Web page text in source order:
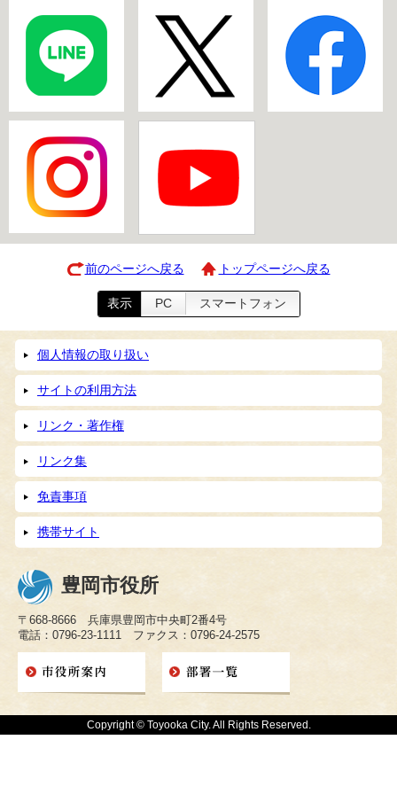
前のページへ戻る トップページへ戻る
表示 PC スマートフォン
個人情報の取り扱い
サイトの利用方法
リンク・著作権
リンク集
免責事項
携帯サイト
豊岡市役所
〒668-8666 兵庫県豊岡市中央町2番4号
電話：0796-23-1111 ファクス：0796-24-2575
Copyright © Toyooka City. All Rights Reserved.